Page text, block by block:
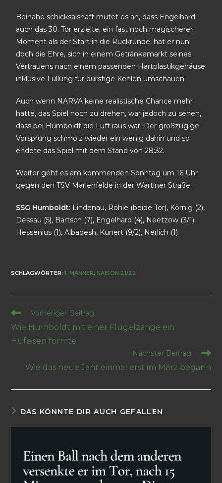
Beinahe schicksalshaft mutet es an, dass Engelhard
auch das 30. Tor erzielte, ein fast noch magischerer
Moment als der Start in die Rückrunde, hat er nun
doch die Ehre, sich in einem Getränkemarkt seines
Vertrauens nach einem passenden Hartplastikgehäuse
inklusive Füllung für durstige Kehlen umschauen.
Auch wenn NARVA keine realistische Chance mehr
hatte, das Spiel noch zu drehen, war jedoch zu sehen,
dass bei Humboldt die Luft raus war: Der großzügige
Vorsprung schmolz wieder ein wenig dahin und so
endete das Spiel mit dem Stand von 28:32.
Weiter geht es am kommenden Sonntag um 16 Uhr
gegen den TSV Marienfelde in der Wartiner Straße.
SSG Humboldt: Lindenau, Röhle (beide Tor), Körnig (2),
Dessau (5), Bartsch (7), Engelhard (4), Neetzow (3/1),
Hessenius (1), Albadesh, Kunert (9/2), Nerlich (1)
SCHLAGWÖRTER:1. MÄNNER, SAISON 21/22
Vorheriger Beitrag
Wie Humboldt mit einer Flügelzange ein
Hufeisen formte
Nächster Beitrag
Wie das neue Jahr einmal erst im März begann
DAS KÖNNTE DIR AUCH GEFALLEN